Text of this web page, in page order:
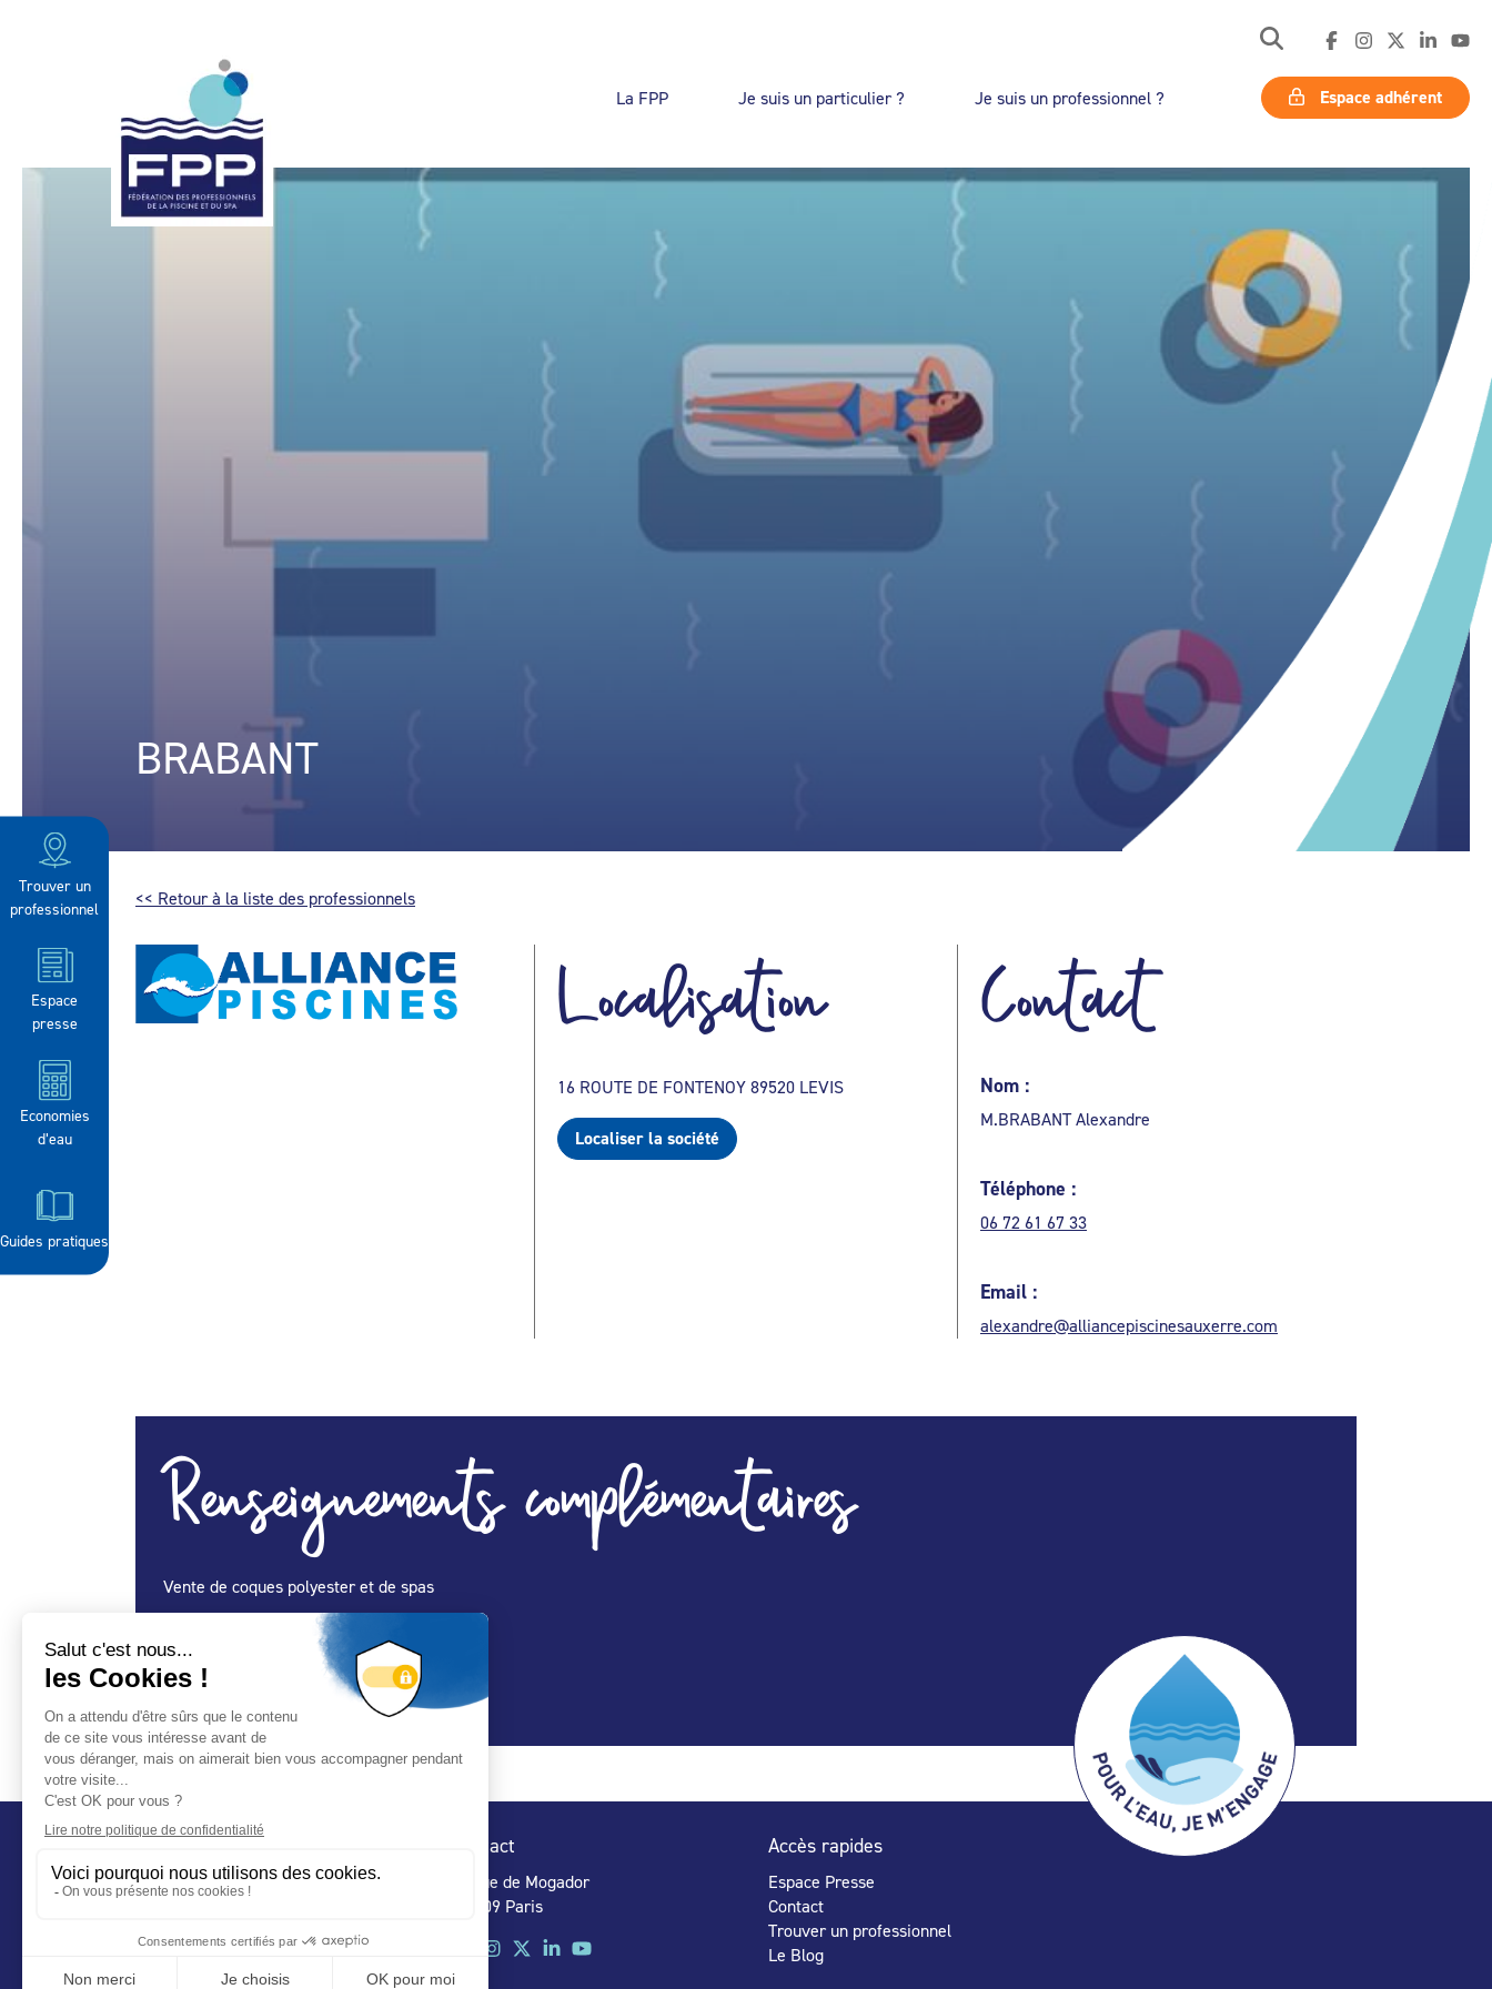
La FPP Je suis un particulier ? Je suis un professionnel ? Espace adhérent
Trouver un
professionnel
Espace
presse
Economies
d’eau
Guides pratiques
BRABANT
<< Retour à la liste des professionnels
Localisation
16 ROUTE DE FONTENOY 89520 LEVIS
Localiser la société
Contact
Nom :
M.BRABANT Alexandre
Téléphone :
06 72 61 67 33
Email :
alexandre@alliancepiscinesauxerre.com
Renseignements complémentaires
Vente de coques polyester et de spas
Spécialité Construction :
Spécialité Entretien Maintenance :
Spécialité Spa : Oui
Contact
32 rue de Mogador
75 009 Paris
Accès rapides
Espace Presse
Contact
Trouver un professionnel
Le Blog